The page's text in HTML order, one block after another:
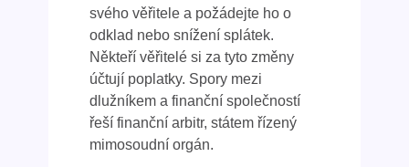
svého věřitele a požádejte ho o
odklad nebo snížení splátek.
Někteří věřitelé si za tyto změny
účtují poplatky. Spory mezi
dlužníkem a finanční společností
řeší finanční arbitr, státem řízený
mimosoudní orgán.